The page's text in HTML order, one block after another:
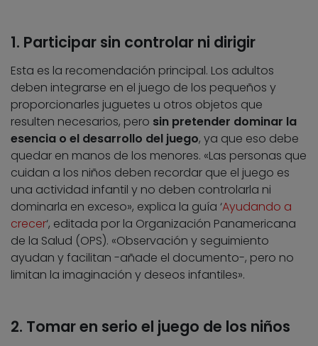
1. Participar sin controlar ni dirigir
Esta es la recomendación principal. Los adultos
deben integrarse en el juego de los pequeños y
proporcionarles juguetes u otros objetos que
resulten necesarios, pero sin pretender dominar la
esencia o el desarrollo del juego, ya que eso debe
quedar en manos de los menores. «Las personas que
cuidan a los niños deben recordar que el juego es
una actividad infantil y no deben controlarla ni
dominarla en exceso», explica la guía ‘Ayudando a
crecer‘, editada por la Organización Panamericana
de la Salud (OPS). «Observación y seguimiento
ayudan y facilitan -añade el documento-, pero no
limitan la imaginación y deseos infantiles».
2. Tomar en serio el juego de los niños